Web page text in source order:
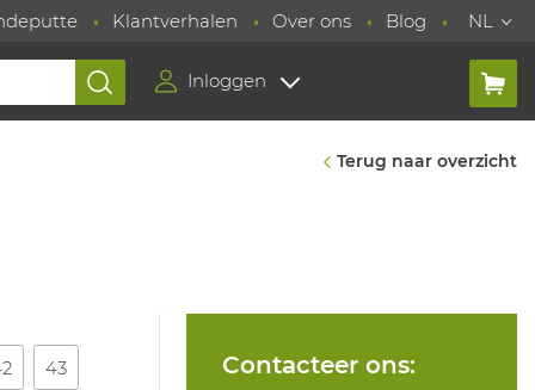
Klantverhalen Over ons Blog NL
Inloggen
Terug naar overzicht
43 Contacteer ons: